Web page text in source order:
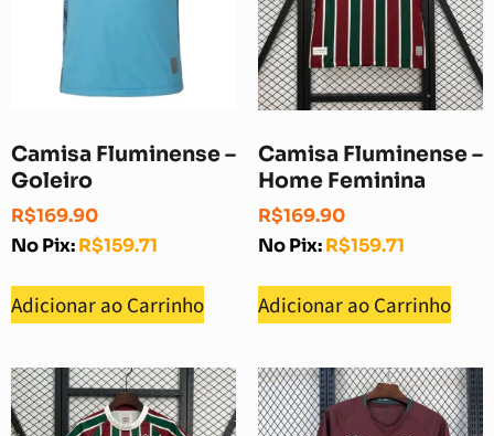
Camisa Fluminense –
Goleiro
R$169.90
No Pix:R$159.71
Adicionar ao Carrinho
Camisa Fluminense –
Home Feminina
R$169.90
No Pix:R$159.71
Adicionar ao Carrinho